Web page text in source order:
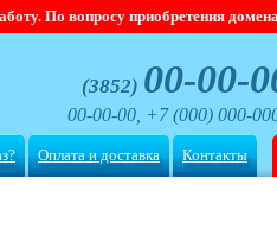
По вопросу приобретения
(3852) 00-00-
00-00-00, +7 (000) 000-
Оплата и доставка Контакты